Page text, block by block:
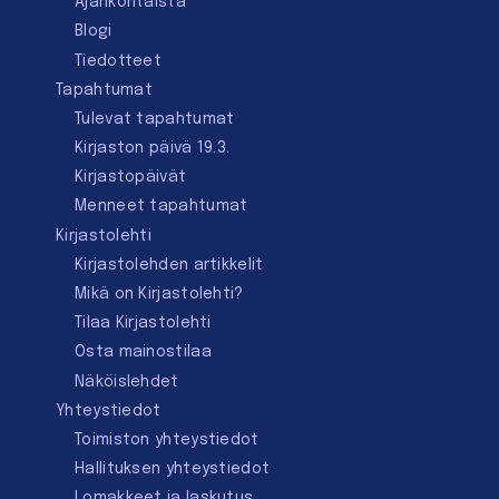
Blogi
Tiedotteet
Tapahtumat
Tulevat tapahtumat
Kirjaston päivä 19.3.
Kirjastopäivät
Menneet tapahtumat
Kirjastolehti
Kirjastolehden artikkelit
Mikä on Kirjastolehti?
Tilaa Kirjastolehti
Osta mainostilaa
Näköislehdet
Yhteystiedot
Toimiston yhteystiedot
Hallituksen yhteystiedot